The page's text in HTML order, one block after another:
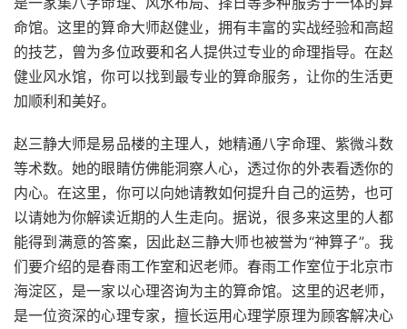
命馆。这里的算命大师赵健业，拥有丰富的实战经验和高超
的技艺，曾为多位政要和名人提供过专业的命理指导。在赵
健业风水馆，你可以找到最专业的算命服务，让你的生活更
加顺利和美好。
赵三静大师是易品楼的主理人，她精通八字命理、紫微斗数
等术数。她的眼睛仿佛能洞察人心，透过你的外表看透你的
内心。在这里，你可以向她请教如何提升自己的运势，也可
以请她为你解读近期的人生走向。据说，很多来这里的人都
能得到满意的答案，因此赵三静大师也被誉为“神算子”。我
们要介绍的是春雨工作室和迟老师。春雨工作室位于北京市
海淀区，是一家以心理咨询为主的算命馆。这里的迟老师，
是一位资深的心理专家，擅长运用心理学原理为顾客解决心